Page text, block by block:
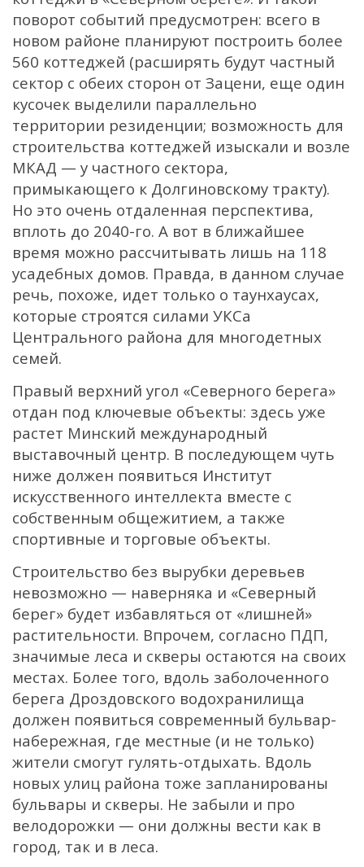
поворот событий предусмотрен: всего в
новом районе планируют построить более
560 коттеджей (расширять будут частный
сектор с обеих сторон от Зацени, еще один
кусочек выделили параллельно
территории резиденции; возможность для
строительства коттеджей изыскали и возле
МКАД — у частного сектора,
примыкающего к Долгиновскому тракту).
Но это очень отдаленная перспектива,
вплоть до 2040-го. А вот в ближайшее
время можно рассчитывать лишь на 118
усадебных домов. Правда, в данном случае
речь, похоже, идет только о таунхаусах,
которые строятся силами УКСа
Центрального района для многодетных
семей.
Правый верхний угол «Северного берега»
отдан под ключевые объекты: здесь уже
растет Минский международный
выставочный центр. В последующем чуть
ниже должен появиться Институт
искусственного интеллекта вместе с
собственным общежитием, а также
спортивные и торговые объекты.
Строительство без вырубки деревьев
невозможно — наверняка и «Северный
берег» будет избавляться от «лишней»
растительности. Впрочем, согласно ПДП,
значимые леса и скверы остаются на своих
местах. Более того, вдоль заболоченного
берега Дроздовского водохранилища
должен появиться современный бульвар-
набережная, где местные (и не только)
жители смогут гулять-отдыхать. Вдоль
новых улиц района тоже запланированы
бульвары и скверы. Не забыли и про
велодорожки — они должны вести как в
город, так и в леса.